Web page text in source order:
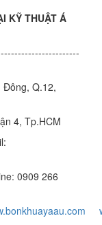
KỸ THUẬT Á
Đông, Q.12,
4, Tp.HCM
266